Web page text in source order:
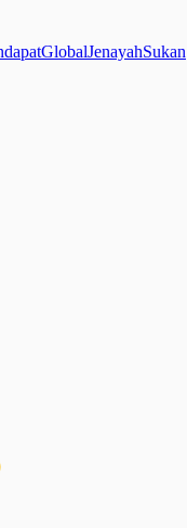
GlobalJenayahSukan